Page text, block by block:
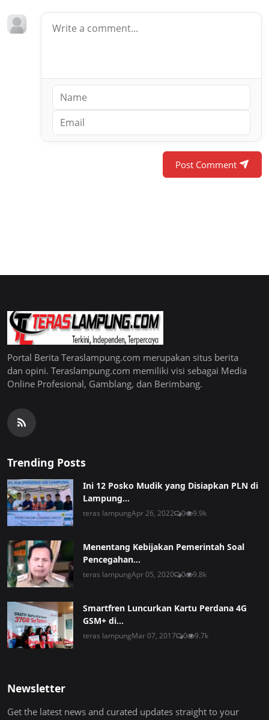
Post Comment
Portal Berita Teraslampung.com merupakan situs berita
dan opini. Teraslampung.com memiliki visi sebagai Media
Online Profesional, Gamblang, dan Berimbang.
Trending Posts
Ini 12 Posko Mudik yang Disiapkan PLN di
Lampung...
teras lampungApr 26, 2022 0 9.9k
Menentang Kebijakan Pemerintah Soal
Pencegahan...
teras lampungApr 05, 2020 0 9.8k
Smartfren Luncurkan Kartu Perdana 4G
GSM+ di...
teras lampungMar 07, 2017 0 9.7k
Newsletter
Get the latest news and curated updates straight to your